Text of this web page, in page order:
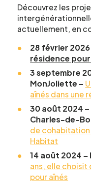
Découvrez les
actuellement, en
28 février 2026
résidence pour
3 septembre
MonJoliette –
aînés dans une
30 août 2024
Charles-de-
de cohabitation
Habitat
14 août 2024 –
ans, elle choisit
pour aînés
Projet pour
participer
Je confirme
et j’accepte
la Politique de